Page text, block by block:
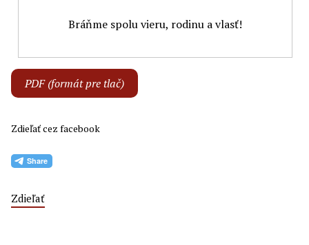
Bráňme spolu vieru, rodinu a vlasť!
PDF (formát pre tlač)
Zdieľať cez facebook
Zdieľať